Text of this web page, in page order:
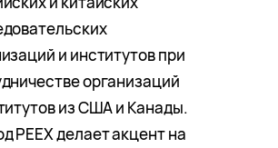
и институтов при
организаций
из США и Канады.
PEEX делает акцент на